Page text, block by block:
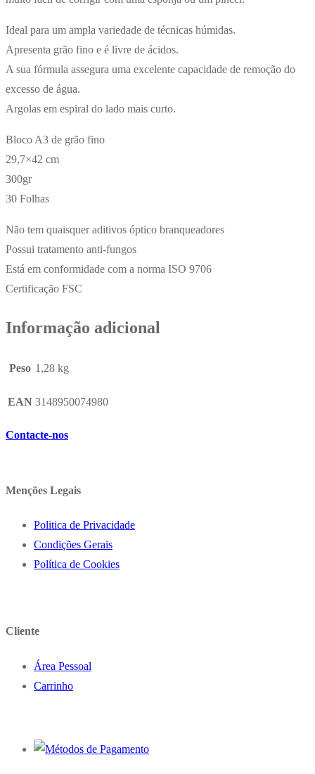
Ideal para um ampla variedade de técnicas húmidas.
Apresenta grão fino e é livre de ácidos.
A sua fórmula assegura uma excelente capacidade de remoção do
excesso de água.
Argolas em espiral do lado mais curto.
Bloco A3 de grão fino
29,7×42 cm
300gr
30 Folhas
Não tem quaisquer aditivos óptico branqueadores
Possui tratamento anti-fungos
Está em conformidade com a norma ISO 9706
Certificação FSC
Informação adicional
Peso 1,28 kg
EAN 3148950074980
Contacte-nos
Menções Legais
Politica de Privacidade
Condições Gerais
Política de Cookies
Cliente
Área Pessoal
Carrinho